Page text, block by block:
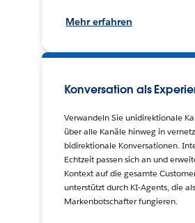
Mehr erfahren
Konversation als
Verwandeln Sie unidirektionale
über alle Kanäle hinweg in
bidirektionale Konversationen.
Echtzeit passen sich an und
Kontext auf die gesamte
unterstützt durch KI-Agents, die als
Markenbotschafter fungieren.